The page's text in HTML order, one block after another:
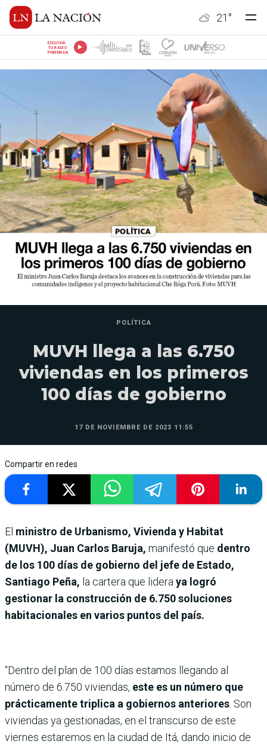
21 °
ESCUCHÁ
TU RADIO
PREFERIDA
POLÍTICA
MUVH llega a las 6.750
viviendas en los primeros
100 días de gobierno
17 DE NOVIEMBRE DE 2023 11:55
Compartir en redes
El ministro de Urbanismo, Vivienda y Habitat
(MUVH), Juan Carlos Baruja, manifestó que dentro
de los 100 días de gobierno del jefe de Estado,
Santiago Peña, la cartera que lidera ya logró
gestionar la construcción de 6.750 soluciones
habitacionales en varios puntos del país.
“Dentro del plan de 100 días estamos llegando al
número de 6.750 viviendas, este es un número que
prácticamente triplica a gobiernos anteriores . Son
viviendas ya gestionadas, en el transcurso de este
viernes estaremos en la ciudad de Itá, dando inicio de